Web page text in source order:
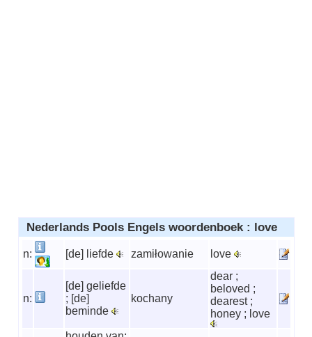
Nederlands Pools Engels woordenboek : love
n: [de] liefde zamiłowanie love
n:
[de] geliefde
; [de]
beminde
kochany
dear ;
beloved ;
dearest ;
honey ; love